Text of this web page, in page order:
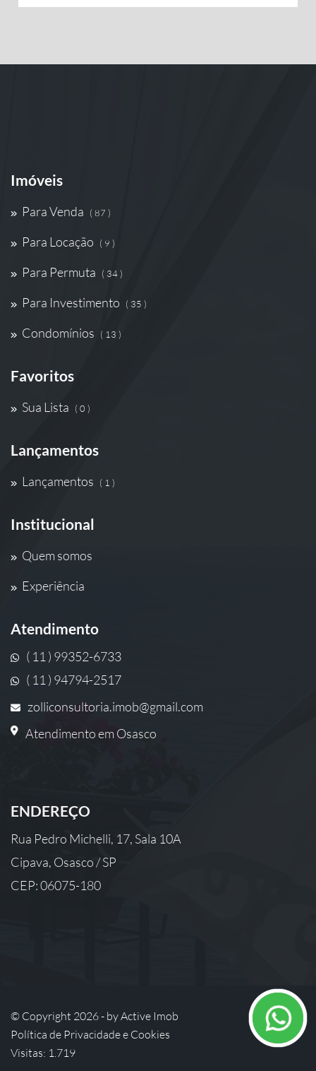
Imóveis
Para Venda ( 87 )
Para Locação ( 9 )
Para Permuta ( 34 )
Para Investimento ( 35 )
Condomínios ( 13 )
Favoritos
Sua Lista ( 0 )
Lançamentos
Lançamentos ( 1 )
Institucional
Quem somos
Experiência
Atendimento
( 11 ) 99352-6733
( 11 ) 94794-2517
zolliconsultoria.imob@gmail.com
Atendimento em Osasco
ENDEREÇO
Rua Pedro Michelli, 17, Sala 10A
Cipava, Osasco / SP
CEP: 06075-180
© Copyright 2026 - byActive Imob
Política de Privacidade e Cookies
Visitas: 1.719